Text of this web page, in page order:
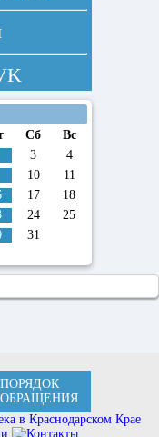
Сб
Вс
3
4
10
11
17
18
24
25
31
ПОРЯДОК
ОБРАЩЕНИЯ